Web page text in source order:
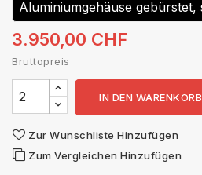
3.950,00 CHF
Bruttopreis
IN DEN WARENKORB
Zur Wunschliste Hinzufügen
Zum Vergleichen Hinzufügen